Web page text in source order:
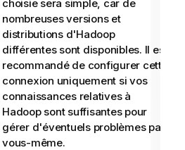
choisie sera simple, car de
nombreuses versions et
distributions d'Hadoop
différentes sont disponibles. Il est
recommandé de configurer cette
connexion uniquement si vos
connaissances relatives à
Hadoop sont suffisantes pour
gérer d'éventuels problèmes par
vous-même.